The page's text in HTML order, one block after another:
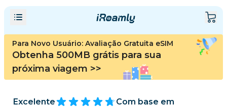
Para Novo Usuário: Avaliação Gratuita eSIM
Obtenha 500MB grátis para sua
próxima viagem >>
Excelente
Com base em